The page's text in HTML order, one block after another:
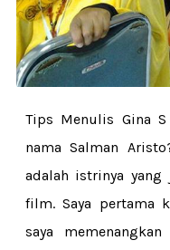
Tips Menulis Gina
nama Salman
adalah istrinya
film. Saya pertama
saya